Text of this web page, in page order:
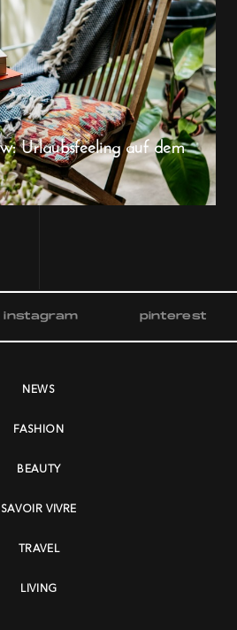
Urlaubsfeeling auf dem
instagram pinterest
NEWS
FASHION
BEAUTY
SAVOIR VIVRE
TRAVEL
LIVING